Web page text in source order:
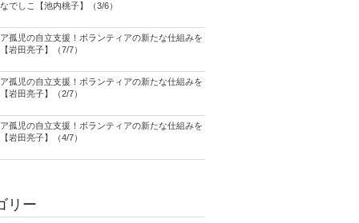
でしこ【池内桃子】（3/6）
孤児の自立支援！ボランティアの新たな仕組みを
岩田亮子】（7/7）
孤児の自立支援！ボランティアの新たな仕組みを
岩田亮子】（2/7）
孤児の自立支援！ボランティアの新たな仕組みを
岩田亮子】（4/7）
リー